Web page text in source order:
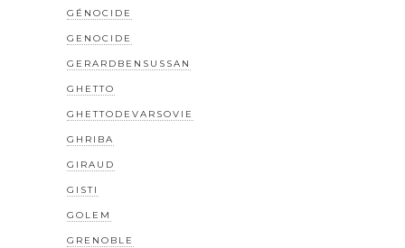
GÉNOCIDE
GENOCIDE
GERARDBENSUSSAN
GHETTO
GHETTODEVARSOVIE
GHRIBA
GIRAUD
GISTI
GOLEM
GRENOBLE